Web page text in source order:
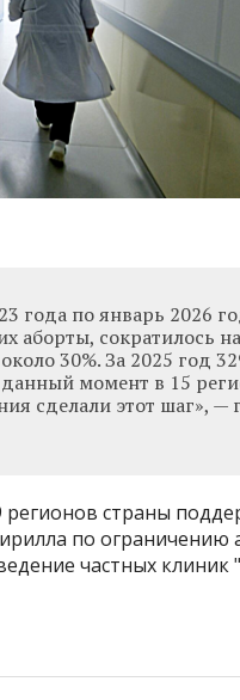
года по январь 2026
аборты, сократилось
30%. За 2025 год
момент в 15
сделали этот шаг», —
регионов страны
по ограничению
частных клиник